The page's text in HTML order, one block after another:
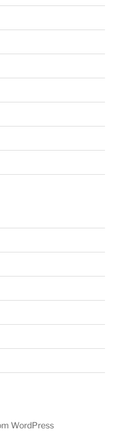
WordPress